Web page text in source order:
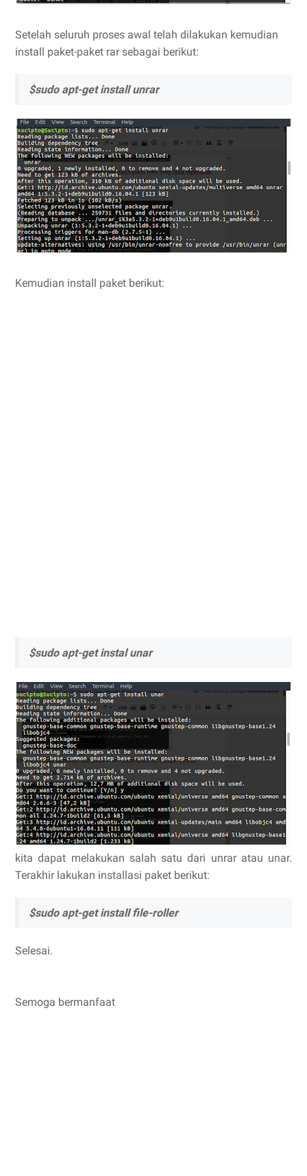
Setelah seluruh proses awal telah dilakukan kemudian
install paket-paket rar sebagai berikut:
$sudo apt-get install unrar
Kemudian install paket berikut:
$sudo apt-get instal unar
kita dapat melakukan salah satu dari unrar atau unar.
Terakhir lakukan installasi paket berikut:
$sudo apt-get install file-roller
Selesai.
Semoga bermanfaat